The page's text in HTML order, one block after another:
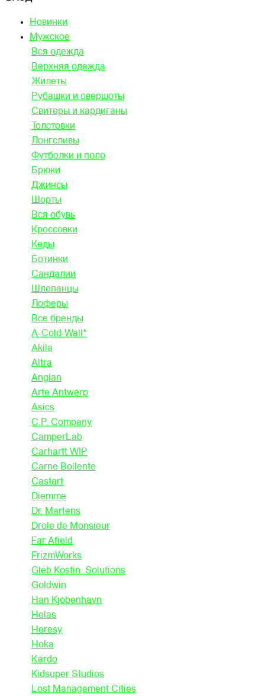
Новинки
Мужское
Вся одежда
Верхняя одежда
Жилеты
Рубашки и овершоты
Свитеры и кардиганы
Толстовки
Лонгсливы
Футболки и поло
Брюки
Джинсы
Шорты
Вся обувь
Кроссовки
Кеды
Ботинки
Сандалии
Шлепанцы
Лоферы
Все бренды
A-Cold-Wall*
Akila
Altra
Anglan
Arte Antwerp
Asics
C.P. Company
CamperLab
Carhartt WIP
Carne Bollente
Castart
Diemme
Dr. Martens
Drole de Monsieur
Far Afield
FrizmWorks
Gleb Kostin .Solutions
Goldwin
Han Kjobenhavn
Helas
Heresy
Hoka
Kardo
Kidsuper Studios
Lost Management Cities